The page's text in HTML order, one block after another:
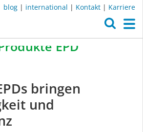
blog | international | Kontakt | Karriere
/ Nachhaltigkeit/EPDs
EPD
bringen
und